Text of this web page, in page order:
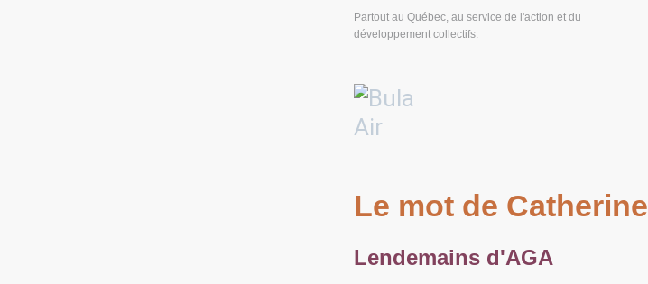
Partout au Québec, au service de l'action et du
développement collectifs.
Le mot de Catherine
Lendemains d'AGA